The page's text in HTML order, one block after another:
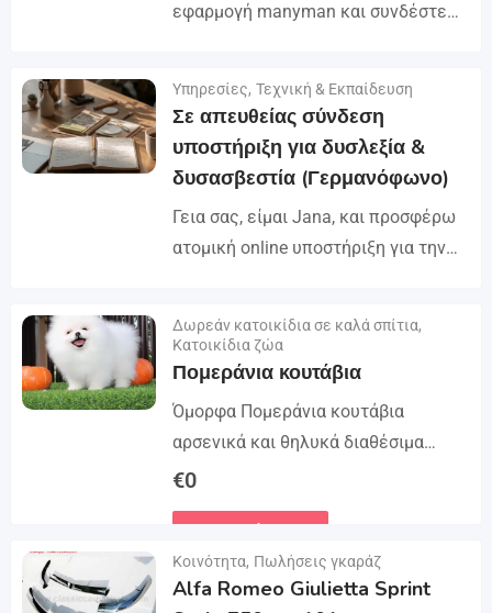
εφαρμογή manyman και συνδέστε
υπηρεσιών όπως υδραυλικά,
ηλεκτρική εργασία, καθαρισμός,
επισκευή συσκευών, και...
Λεπτομέρειες
Υπηρεσίες, Τεχνική & Εκπαίδευση
Σε απευθείας σύνδεση
υποστήριξη για δυσλεξία &
δυσασβεστία (Γερμανόφωνο)
Γεια σας, είμαι Jana, και προσφέρω
ατομική online υποστήριξη για την
δυσασβεστία). Η δουλειά μου
επικεντρώνεται στην ενίσχυση των
δεξιοτήτων...
Λεπτομέρειες
Δωρεάν κατοικίδια σε καλά σπίτια,
Κατοικίδια ζώα
Πομεράνια κουτάβια
Όμορφα Πομεράνια κουτάβια
αρσενικά και θηλυκά διαθέσιμα
πλήρως εμβολιασμένα σκουλήκια
κουτάβια χρησιμοποιούν...
€0
Λεπτομέρειες
Κοινότητα, Πωλήσεις γκαράζ
Alfa Romeo Giulietta Sprint